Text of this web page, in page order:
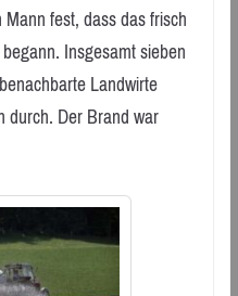
fest, dass das frisch
Insgesamt sieben
Landwirte
Der Brand war